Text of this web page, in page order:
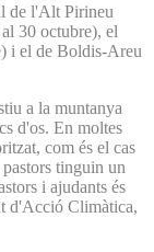
de l'Alt Pirineu
30 octubre), el
i el de Boldis-Areu
a la muntanya
d'os. En moltes
com és el cas
tinguin un
i ajudants és
d'Acció Climàtica,